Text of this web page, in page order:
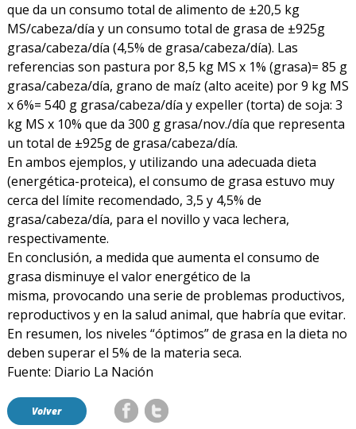
que da un consumo total de alimento de ±20,5 kg
MS/cabeza/día y un consumo total de grasa de ±925g
grasa/cabeza/día (4,5% de grasa/cabeza/día). Las
referencias son pastura por 8,5 kg MS x 1% (grasa)= 85 g
grasa/cabeza/día, grano de maíz (alto aceite) por 9 kg MS
x 6%= 540 g grasa/cabeza/día y expeller (torta) de soja: 3
kg MS x 10% que da 300 g grasa/nov./día que representa
un total de ±925g de grasa/cabeza/día.
En ambos ejemplos, y utilizando una adecuada dieta
(energética-proteica), el consumo de grasa estuvo muy
cerca del límite recomendado, 3,5 y 4,5% de
grasa/cabeza/día, para el novillo y vaca lechera,
respectivamente.
En conclusión, a medida que aumenta el consumo de
grasa disminuye el valor energético de la
misma, provocando una serie de problemas productivos,
reproductivos y en la salud animal, que habría que evitar.
En resumen, los niveles “óptimos” de grasa en la dieta no
deben superar el 5% de la materia seca.
Fuente: Diario La Nación
Volver